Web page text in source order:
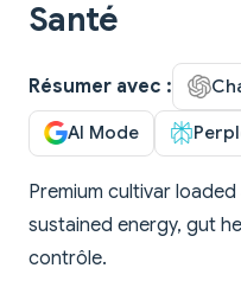
Santé
Résumer avec :
AI Mode
Premium cultivar
sustained energy, gut
contrôle.